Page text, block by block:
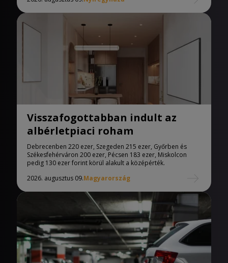
Visszafogottabban indult az
albérletpiaci roham
Debrecenben 220 ezer, Szegeden 215 ezer, Győrben és
Székesfehérváron 200 ezer, Pécsen 183 ezer, Miskolcon
pedig 130 ezer forint körül alakult a középérték.
2026. augusztus 09.Magyarország